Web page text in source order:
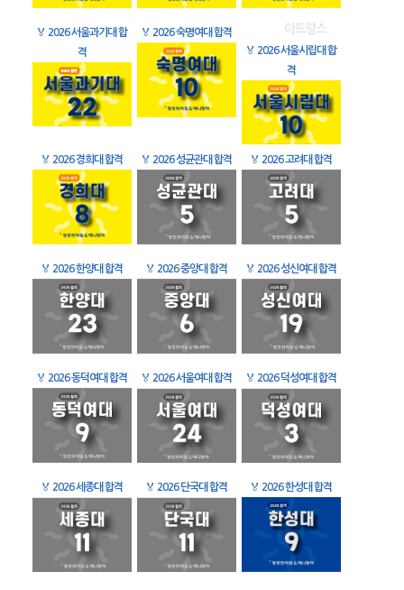
🏅 2026 서울과기대 합
격
🏅 2026 숙명여대 합격
🏅 2026 서울시립대 합
격
🏅 2026 경희대 합격 🏅 2026 성균관대 합격 🏅 2026 고려대 합격
🏅 2026 한양대 합격 🏅 2026 중앙대 합격 🏅 2026 성신여대 합격
🏅 2026 동덕여대 합격 🏅 2026 서울여대 합격 🏅 2026 덕성여대 합격
🏅 2026 세종대 합격 🏅 2026 단국대 합격 🏅 2026 한성대 합격